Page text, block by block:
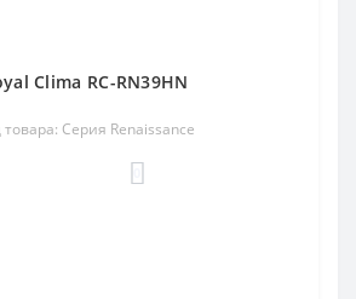
Clima RC-RN39HN
товара: Серия Renaissance